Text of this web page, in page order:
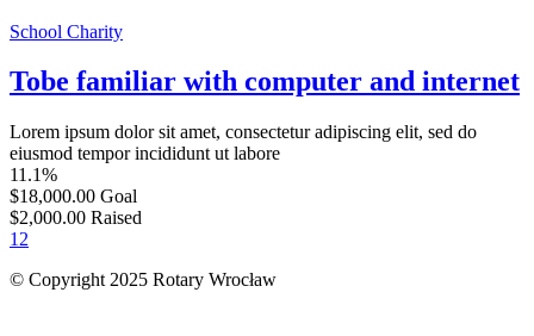
School Charity
Tobe familiar with computer and internet
Lorem ipsum dolor sit amet, consectetur adipiscing elit, sed do
eiusmod tempor incididunt ut labore
11.1%
$18,000.00 Goal
$2,000.00 Raised
1 2
© Copyright 2025 Rotary Wrocław